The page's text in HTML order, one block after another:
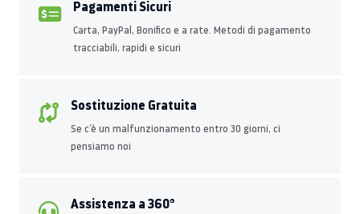
Pagamenti Sicuri
Carta, PayPal, Bonifico e a rate. Metodi di pagamento
tracciabili, rapidi e sicuri
Sostituzione Gratuita
Se c’è un malfunzionamento entro 30 giorni, ci
pensiamo noi
Assistenza a 360°